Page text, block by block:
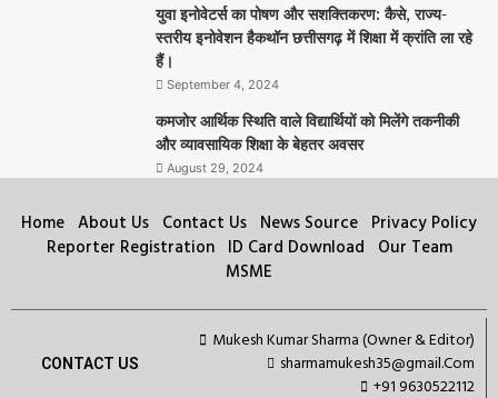
युवा इनोवेटर्स का पोषण और सशक्तिकरण: कैसे, राज्य-
स्तरीय इनोवेशन हैकथॉन छत्तीसगढ़ में शिक्षा में क्रांति ला रहे
हैं।
September 4, 2024
कमजोर आर्थिक स्थिति वाले विद्यार्थियों को मिलेंगे तकनीकी
और व्यावसायिक शिक्षा के बेहतर अवसर
August 29, 2024
Home About Us Contact Us News Source Privacy Policy
Reporter Registration ID Card Download Our Team
MSME
CONTACT US
Mukesh Kumar Sharma (Owner & Editor)
sharmamukesh35@gmail.Com
+91 9630522112